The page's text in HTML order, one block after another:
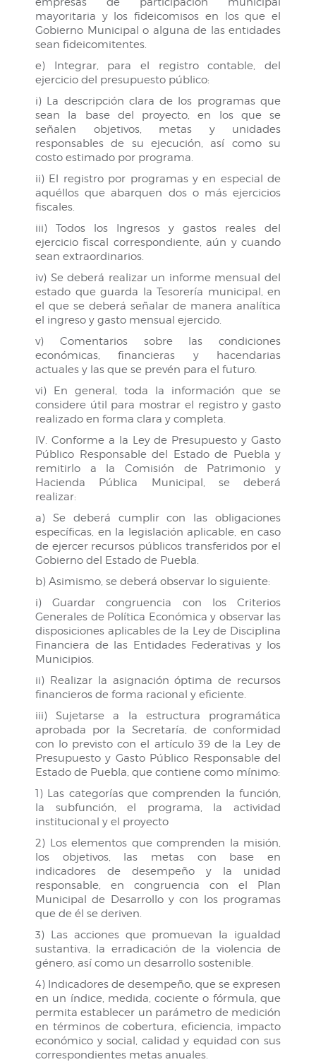
mayoritaria y los fideicomisos en los que el
Gobierno Municipal o alguna de las entidades
sean fideicomitentes.
e) Integrar, para el registro contable, del
ejercicio del presupuesto público:
i) La descripción clara de los programas que
sean la base del proyecto, en los que se
señalen objetivos, metas y unidades
responsables de su ejecución, así como su
costo estimado por programa.
ii) El registro por programas y en especial de
aquéllos que abarquen dos o más ejercicios
fiscales.
iii) Todos los Ingresos y gastos reales del
ejercicio fiscal correspondiente, aún y cuando
sean extraordinarios.
iv) Se deberá realizar un informe mensual del
estado que guarda la Tesorería municipal, en
el que se deberá señalar de manera analítica
el ingreso y gasto mensual ejercido.
v) Comentarios sobre las condiciones
económicas, financieras y hacendarias
actuales y las que se prevén para el futuro.
vi) En general, toda la información que se
considere útil para mostrar el registro y gasto
realizado en forma clara y completa.
IV. Conforme a la Ley de Presupuesto y Gasto
Público Responsable del Estado de Puebla y
remitirlo a la Comisión de Patrimonio y
Hacienda Pública Municipal, se deberá
realizar:
a) Se deberá cumplir con las obligaciones
específicas, en la legislación aplicable, en caso
de ejercer recursos públicos transferidos por el
Gobierno del Estado de Puebla.
b) Asimismo, se deberá observar lo siguiente:
i) Guardar congruencia con los Criterios
Generales de Política Económica y observar las
disposiciones aplicables de la Ley de Disciplina
Financiera de las Entidades Federativas y los
Municipios.
ii) Realizar la asignación óptima de recursos
financieros de forma racional y eficiente.
iii) Sujetarse a la estructura programática
aprobada por la Secretaría, de conformidad
con lo previsto con el artículo 39 de la Ley de
Presupuesto y Gasto Público Responsable del
Estado de Puebla, que contiene como mínimo:
1) Las categorías que comprenden la función,
la subfunción, el programa, la actividad
institucional y el proyecto
2) Los elementos que comprenden la misión,
los objetivos, las metas con base en
indicadores de desempeño y la unidad
responsable, en congruencia con el Plan
Municipal de Desarrollo y con los programas
que de él se deriven.
3) Las acciones que promuevan la igualdad
sustantiva, la erradicación de la violencia de
género, así como un desarrollo sostenible.
4) Indicadores de desempeño, que se expresen
en un índice, medida, cociente o fórmula, que
permita establecer un parámetro de medición
en términos de cobertura, eficiencia, impacto
económico y social, calidad y equidad con sus
correspondientes metas anuales.